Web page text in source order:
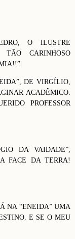
O ILUSTRE
TÃO CARINHOSO
DE VIRGÍLIO,
ACADÊMICO.
PROFESSOR
DA VAIDADE”,
FACE DA TERRA!
NA “ENEIDA” UMA
E SE O MEU